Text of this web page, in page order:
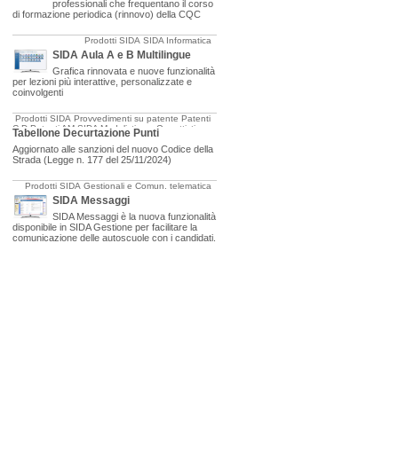
professionali che frequentano il corso
di formazione periodica (rinnovo) della CQC
Prodotti SIDA SIDA Informatica
SIDA Aula A e B Multilingue
Grafica rinnovata e nuove funzionalità
per lezioni più interattive, personalizzate e
coinvolgenti
Prodotti SIDA Provvedimenti su patente Patenti
C-D Patenti AM SIDA Modulistica e Oggettistica
Tabellone Decurtazione Punti
Aggiornato alle sanzioni del nuovo Codice della
Strada (Legge n. 177 del 25/11/2024)
Prodotti SIDA Gestionali e Comun. telematica
SIDA Messaggi
SIDA Messaggi è la nuova funzionalità
disponibile in SIDA Gestione per facilitare la
comunicazione delle autoscuole con i candidati.